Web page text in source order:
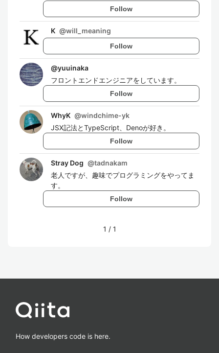
Follow
K @will_meaning
Follow
@yuuinaka
フロントエンドエンジニアをしています。
Follow
WhyK @windchime-yk
JSX記法とTypeScript、Denoが好き。
Follow
Stray Dog @tadnakam
老人ですが、趣味でプログラミングをやってま
す。
Follow
1 / 1
How developers code is here.